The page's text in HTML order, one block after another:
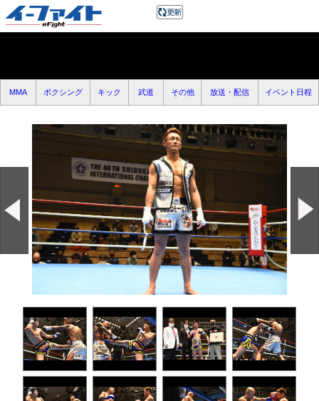
MMA ボクシング キック 武道 その他 放送・配信 イベント日程